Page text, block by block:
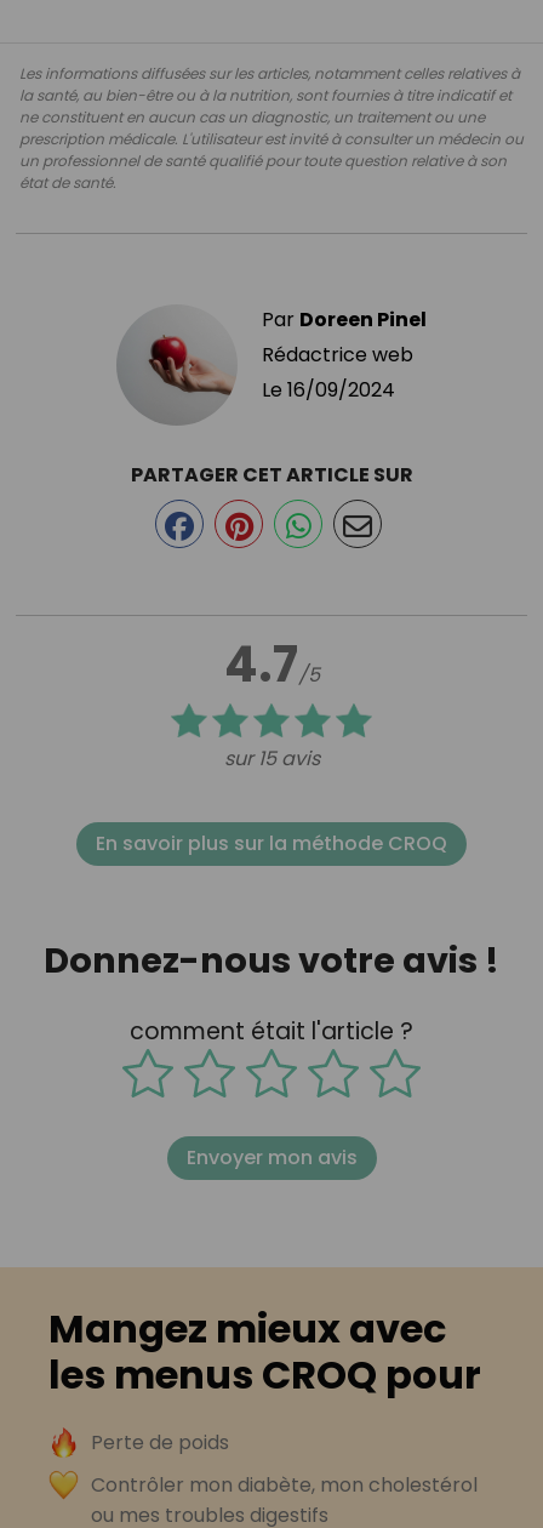
Les informations diffusées sur les articles, notamment celles relatives à
la santé, au bien-être ou à la nutrition, sont fournies à titre indicatif et
ne constituent en aucun cas un diagnostic, un traitement ou une
prescription médicale. L'utilisateur est invité à consulter un médecin ou
un professionnel de santé qualifié pour toute question relative à son
état de santé.
Par Doreen Pinel
Rédactrice web
Le 16/09/2024
4.7/5
sur 15 avis
PARTAGER CET ARTICLE SUR
En savoir plus sur la méthode CROQ
Donnez-nous votre avis !
comment était l'article ?
Envoyer mon avis
Mangez mieux avec
les menus CROQ pour
Perte de poids
Contrôler mon diabète, mon cholestérol
ou mes troubles digestifs